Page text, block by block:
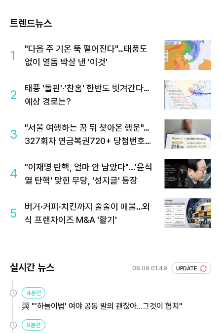
트렌드뉴스
1
"다음 주 기온 뚝 떨어진다"…태풍도
없이 열돔 박살 낸 '이것'
2
태풍 '돌핀'·'찬홈' 한반도 빗겨간다…
예상 경로는?
3
"서울 여행하는 꿈 뒤 찾아온 행운"…
327회차 연금복권720+ 당첨번호조
4
"이재명 탄핵, 얼마 안 남았다"...'윤석
열 탄핵' 맞힌 무당, '성지글' 등장
5
버거·커피·치킨까지 줄줄이 매물…외
식 프랜차이즈 M&A '활기'
실시간 뉴스 08.09 01:49 UPDATE
4분전
與 "'하늘이법' 여야 공동 발의 괜찮아…그것이 협치"
9분전